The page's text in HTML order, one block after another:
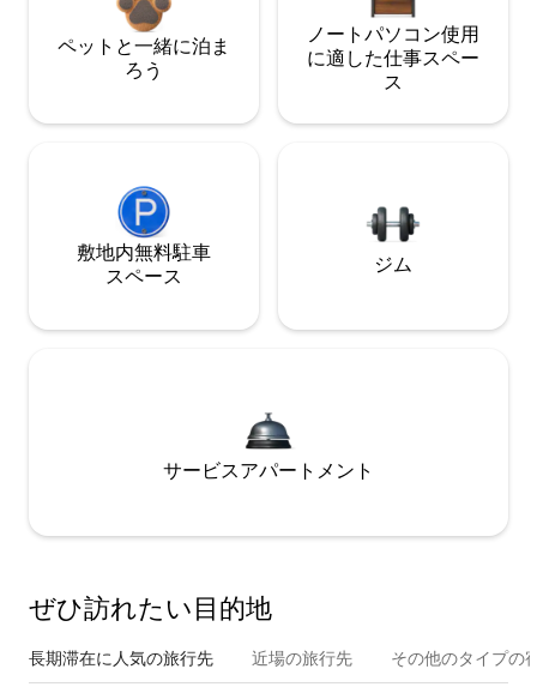
ペットと一緒に泊ま
ろう
ノートパソコン使用
に適した仕事スペー
ス
敷地内無料駐⁠車
ス⁠ペ⁠ー⁠ス
ジム
サービスアパートメント
ぜひ訪⁠れ⁠た⁠い目⁠的⁠地
長期滞在に人気の旅行先 近場の旅行先 その他のタ⁠イ⁠プ⁠の